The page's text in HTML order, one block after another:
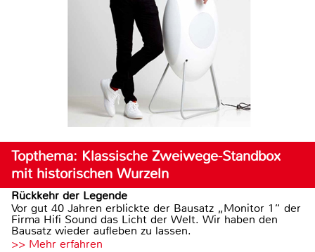
Topthema: Klassische Zweiwege-Standbox
mit historischen Wurzeln
Rückkehr der Legende
Vor gut 40 Jahren erblickte der Bausatz „Monitor 1“ der
Firma Hifi Sound das Licht der Welt. Wir haben den
Bausatz wieder aufleben zu lassen.
>> Mehr erfahren